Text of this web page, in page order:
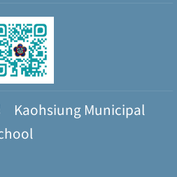
Kaohsiung Municipal